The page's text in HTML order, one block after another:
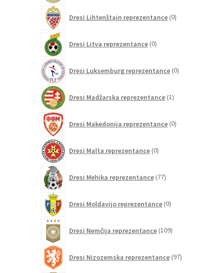
Dresi Lihtenštajn reprezentance 0izdelkov
Dresi Litva reprezentance 0izdelkov
Dresi Luksemburg reprezentance 0izdelkov
Dresi Madžarska reprezentance 1izdelek
Dresi Makedonija reprezentance 0izdelkov
Dresi Malta reprezentance 0izdelkov
Dresi Mehika reprezentance 77izdelkov
Dresi Moldavijo reprezentance 0izdelkov
Dresi Nemčija reprezentance 109izdelkov
Dresi Nizozemska reprezentance 97izdelkov